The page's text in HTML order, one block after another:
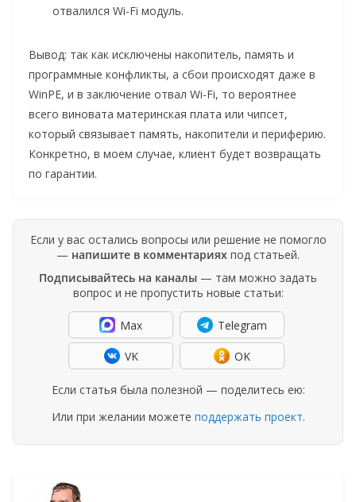
отвалился Wi-Fi модуль.
Вывод: так как исключены накопитель, память и
программные конфликты, а сбои происходят даже в
WinPE, и в заключение отвал Wi-Fi, то вероятнее
всего виновата материнская плата или чипсет,
который связывает память, накопители и периферию.
Конкретно, в моем случае, клиент будет возвращать
по гарантии.
Если у вас остались вопросы или решение не помогло
— напишите в комментариях под статьей.
Подписывайтесь на каналы — там можно задать
вопрос и не пропустить новые статьи:
Max Telegram
VK OK
Если статья была полезной — поделитесь ею:
Или при желании можете поддержать проект.